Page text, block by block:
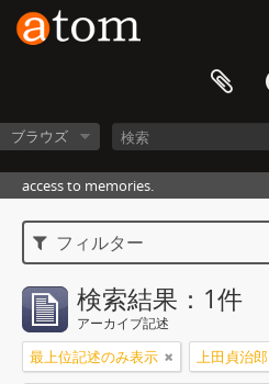
ブラウズ
access to memories.
フィルター
検索結果：1件
アーカイブ記述
最上位記述のみ表示 上田貞治郎